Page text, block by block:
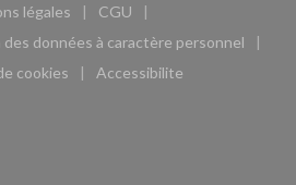
légales
((ouvre une nouvelle fenêtre))
CGU
((ouvre une nouvelle
données à caractère personnel
((ouvre une nouvelle fenêtre))
cookies
((ouvre une nouvelle fenêtre))
Accessibilite